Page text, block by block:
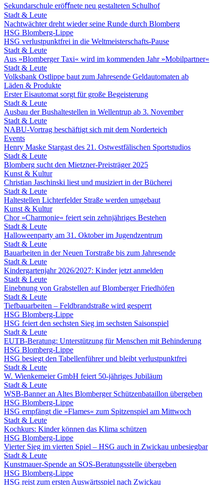
Sekundarschule eröﬀnete neu gestalteten Schulhof
Stadt & Leute
Nachtwächter dreht wieder seine Runde durch Blomberg
HSG Blomberg-Lippe
HSG verlustpunktfrei in die Weltmeisterschafts-Pause
Stadt & Leute
Aus »Blomberger Taxi« wird im kommenden Jahr »Mobilpartner«
Stadt & Leute
Volksbank Ostlippe baut zum Jahresende Geldautomaten ab
Läden & Produkte
Erster Eisautomat sorgt für große Begeisterung
Stadt & Leute
Ausbau der Bushaltestellen in Wellentrup ab 3. November
Stadt & Leute
NABU-Vortrag beschäftigt sich mit dem Norderteich
Events
Henry Maske Stargast des 21. Ostwestfälischen Sportstudios
Stadt & Leute
Blomberg sucht den Mietzner-Preisträger 2025
Kunst & Kultur
Christian Jaschinski liest und musiziert in der Bücherei
Stadt & Leute
Haltestellen Lichterfelder Straße werden umgebaut
Kunst & Kultur
Chor »Charmonie« feiert sein zehnjähriges Bestehen
Stadt & Leute
Halloweenparty am 31. Oktober im Jugendzentrum
Stadt & Leute
Bauarbeiten in der Neuen Torstraße bis zum Jahresende
Stadt & Leute
Kindergartenjahr 2026/2027: Kinder jetzt anmelden
Stadt & Leute
Einebnung von Grabstellen auf Blomberger Friedhöfen
Stadt & Leute
Tiefbauarbeiten – Feldbrandstraße wird gesperrt
HSG Blomberg-Lippe
HSG feiert den sechsten Sieg im sechsten Saisonspiel
Stadt & Leute
EUTB-Beratung: Unterstützung für Menschen mit Behinderung
HSG Blomberg-Lippe
HSG besiegt den Tabellenführer und bleibt verlustpunktfrei
Stadt & Leute
W. Wienkemeier GmbH feiert 50-jähriges Jubiläum
Stadt & Leute
WSB-Banner an Altes Blomberger Schützenbataillon übergeben
HSG Blomberg-Lippe
HSG empfängt die »Flames« zum Spitzenspiel am Mittwoch
Stadt & Leute
Kochkurs: Kinder können das Klima schützen
HSG Blomberg-Lippe
Vierter Sieg im vierten Spiel – HSG auch in Zwickau unbesiegbar
Stadt & Leute
Kunstmauer-Spende an SOS-Beratungsstelle übergeben
HSG Blomberg-Lippe
HSG reist zum ersten Auswärtsspiel nach Zwickau